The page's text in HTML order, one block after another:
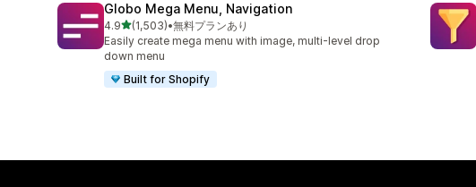
Globo Mega Menu, Navigation
4.95つ星中
(1,503)
合計レビュー数：1503件
•無料プランあり
Easily create mega menu with image, multi-level drop
down menu
Built for Shopify